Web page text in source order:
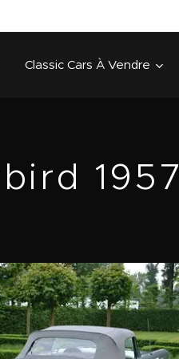
Classic Cars À Vendre
1957